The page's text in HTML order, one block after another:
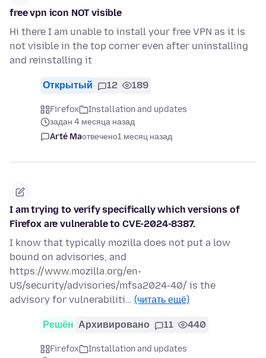
free vpn icon NOT visible
Hi there I am unable to install your free VPN as it is
not visible in the top corner even after uninstalling
and reinstalling it
Открытый 12 189
Firefox
Installation and updates
задан 4 месяца назад
Arté Maотвечено1 месяц назад
I am trying to verify specifically which versions of
Firefox are vulnerable to CVE-2024-8387.
I know that typically mozilla does not put a low
bound on advisories, and
https://www.mozilla.org/en-
US/security/advisories/mfsa2024-40/ is the
advisory for vulnerabiliti… (читать ещё)
Решён Архивировано 11 440
Firefox
Installation and updates